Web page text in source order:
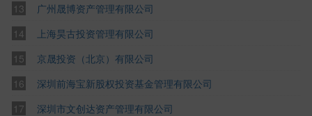
广州晟博资产管理有限公司
上海昊古投资管理有限公司
京晟投资（北京）有限公司
深圳前海宝新股权投资基金管理有限公司
深圳市文创达资产管理有限公司